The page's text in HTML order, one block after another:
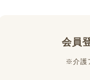
会員
※介護